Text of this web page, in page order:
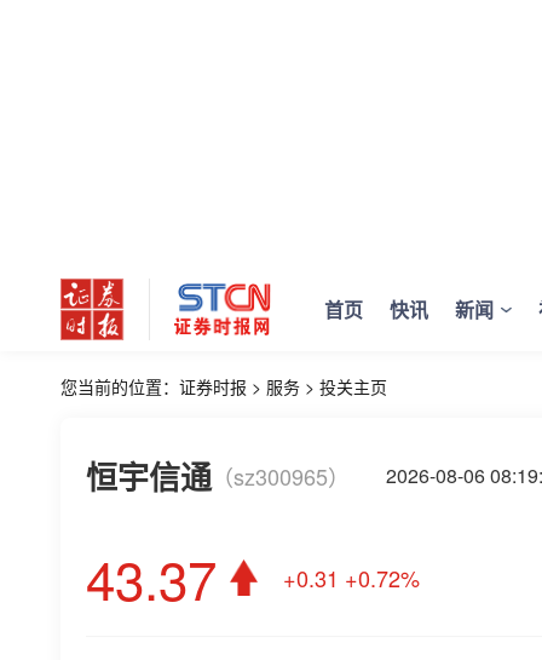
首页 快讯 新闻
您当前的位置： 证券时报 > 服务 > 投关主页
恒宇信通 （sz300965） 2026-08-06
43.37 +0.31 +0.72%